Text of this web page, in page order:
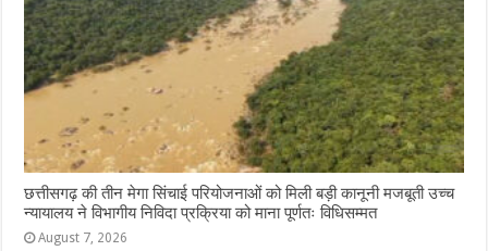
छत्तीसगढ़ की तीन मेगा सिंचाई परियोजनाओं को मिली बड़ी कानूनी मजबूती उच्च
न्यायालय ने विभागीय निविदा प्रक्रिया को माना पूर्णतः विधिसम्मत
August 7, 2026